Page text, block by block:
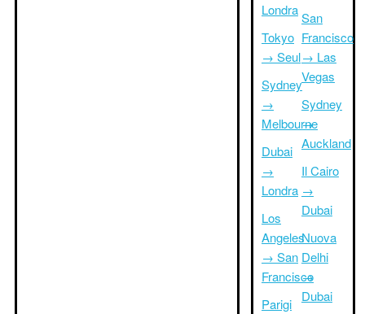
Londra
Tokyo
→ Seul
Sydney
→
Melbourne
Dubai
→
Londra
Los
Angeles
→ San
Francisco
Parigi
San
Francisco
→ Las
Vegas
Sydney
→
Auckland
Il Cairo
→
Dubai
Nuova
Delhi
→
Dubai